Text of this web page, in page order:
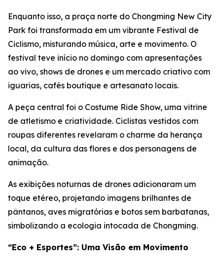
Enquanto isso, a praça norte do Chongming New City
Park foi transformada em um vibrante Festival de
Ciclismo, misturando música, arte e movimento. O
festival teve início no domingo com apresentações
ao vivo, shows de drones e um mercado criativo com
iguarias, cafés boutique e artesanato locais.
A peça central foi o Costume Ride Show, uma vitrine
de atletismo e criatividade. Ciclistas vestidos com
roupas diferentes revelaram o charme da herança
local, da cultura das flores e dos personagens de
animação.
As exibições noturnas de drones adicionaram um
toque etéreo, projetando imagens brilhantes de
pântanos, aves migratórias e botos sem barbatanas,
simbolizando a ecologia intocada de Chongming.
“Eco + Esportes”: Uma Visão em Movimento